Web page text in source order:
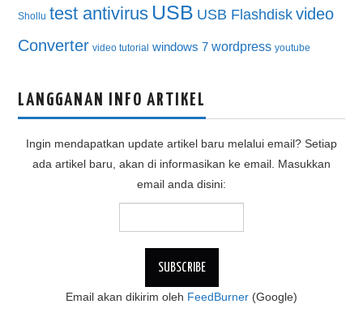
Shollu test antivirus USB USB Flashdisk video
Converter video tutorial windows 7 wordpress youtube
LANGGANAN INFO ARTIKEL
Ingin mendapatkan update artikel baru melalui email? Setiap
ada artikel baru, akan di informasikan ke email. Masukkan
email anda disini:
Email akan dikirim oleh FeedBurner (Google)